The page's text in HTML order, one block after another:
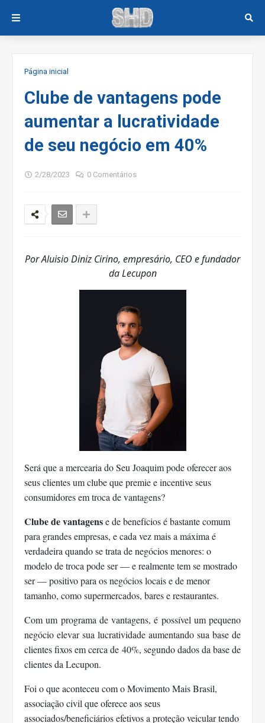
Página inicial
Clube de vantagens pode
aumentar a lucratividade
de seu negócio em 40%
2/28/2023 0 Comentários
Por Aluisio Diniz Cirino, empresário, CEO e fundador
da Lecupon
Será que a mercearia do Seu Joaquim pode oferecer aos
seus clientes um clube que premie e incentive seus
consumidores em troca de vantagens?
Clube de vantagense de benefícios é bastante comum
para grandes empresas, e cada vez mais a máxima é
verdadeira quando se trata de negócios menores: o
modelo de troca pode ser — e realmente tem se mostrado
ser — positivo para os negócios locais e de menor
tamanho, como supermercados, bares e restaurantes.
Com um programa de vantagens, é possível um pequeno
negócio elevar sua lucratividade aumentando sua base de
clientes fixos em cerca de 40%, segundo dados da base de
clientes da Lecupon.
Foi o que aconteceu com o Movimento Mais Brasil,
associação civil que oferece aos seus
associados/beneficiários efetivos a proteção veicular tendo